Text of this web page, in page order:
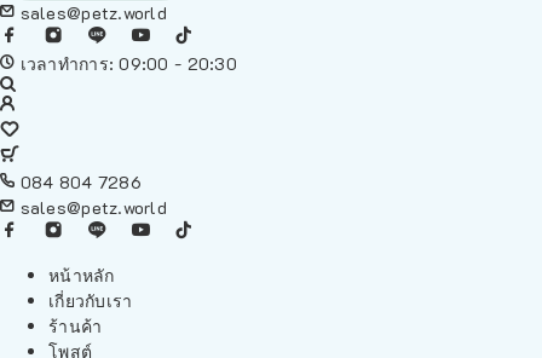
sales@petz.world
เวลาทำการ: 09:00 - 20:30
084 804 7286
sales@petz.world
หน้าหลัก
เกี่ยวกับเรา
ร้านค้า
โพสต์